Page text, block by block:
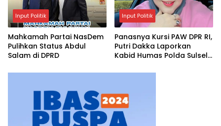
Input Politik
Mahkamah Partai NasDem
Pulihkan Status Abdul
Salam di DPRD
Input Politik
Panasnya Kursi PAW DPR RI,
Putri Dakka Laporkan
Kabid Humas Polda Sulsel